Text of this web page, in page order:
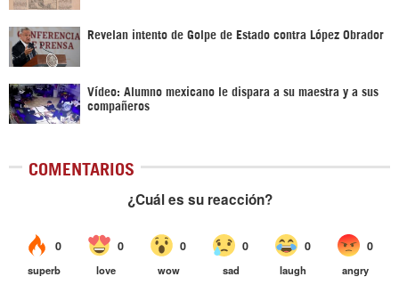
Revelan intento de Golpe de Estado contra López Obrador
Vídeo: Alumno mexicano le dispara a su maestra y a sus
compañeros
COMENTARIOS